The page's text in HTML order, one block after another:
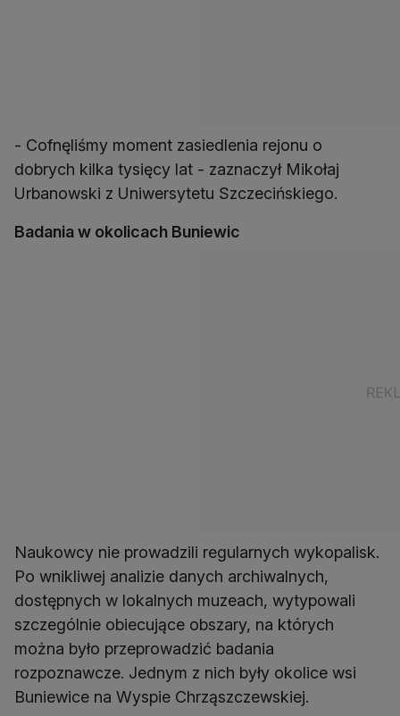
- Cofnęliśmy moment zasiedlenia rejonu o
dobrych kilka tysięcy lat - zaznaczył Mikołaj
Urbanowski z Uniwersytetu Szczecińskiego.
Badania w okolicach Buniewic
Naukowcy nie prowadzili regularnych wykopalisk.
Po wnikliwej analizie danych archiwalnych,
dostępnych w lokalnych muzeach, wytypowali
szczególnie obiecujące obszary, na których
można było przeprowadzić badania
rozpoznawcze. Jednym z nich były okolice wsi
Buniewice na Wyspie Chrząszczewskiej.